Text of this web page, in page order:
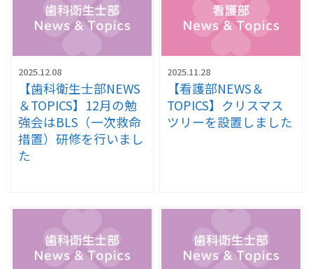
2025.12.08
【歯科衛生士部NEWS
＆TOPICS】12月の勉
強会はBLS（一次救命
措置）研修を行いまし
た
2025.11.28
【看護部NEWS＆
TOPICS】クリスマス
ツリーを設置しました